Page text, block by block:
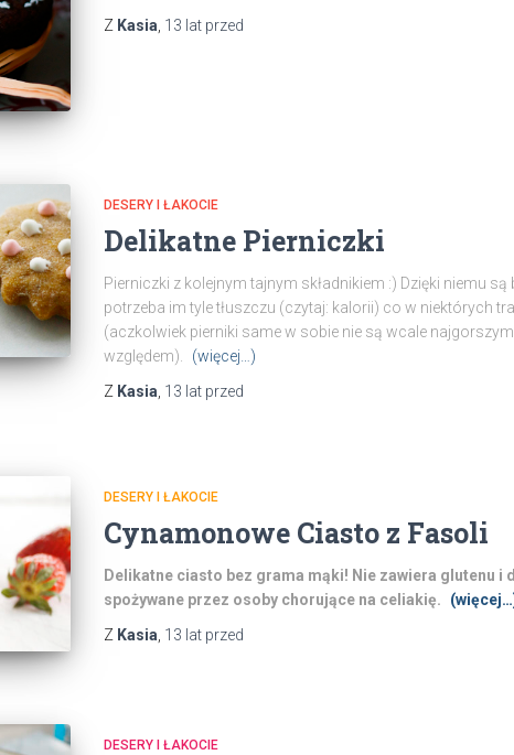
Z Kasia 13 latprzed
DESERY I ŁAKOCIE
Delikatne Pierniczki
Pierniczki z kolejnym tajnym składnikiem :) Dzięki niemu są
potrzeba im tyle tłuszczu (czytaj: kalorii) co w niektórych
(aczkolwiek pierniki same w sobie nie są wcale
względem).
(więcej…)
Z Kasia 13 latprzed
DESERY I ŁAKOCIE
Cynamonowe Ciasto z Fasoli
Delikatne ciasto bez grama mąki! Nie zawiera glutenu i
spożywane przez osoby chorujące na celiakię.
Z Kasia 13 latprzed
DESERY I ŁAKOCIE